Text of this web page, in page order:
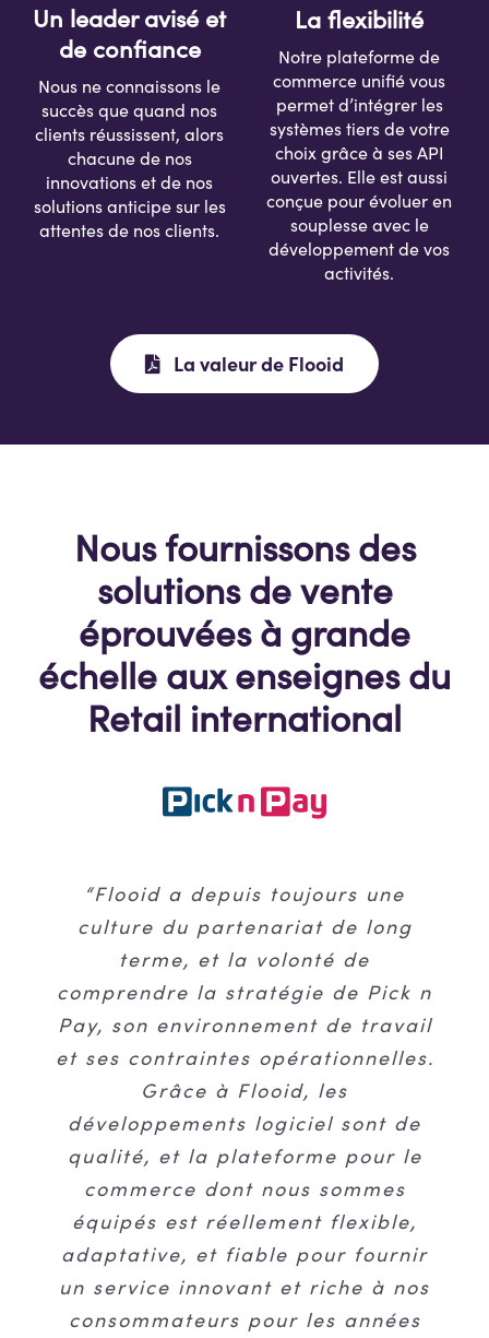
Un leaderavisé et
de confiance
Nous ne connaissons le
succès que quand nos
clients réussissent, alors
chacune de nos
innovationsetde nos
solutionsanticipe sur les
attentes de nos clients.
La flexibilité
Notre plateforme de
commerce unifié vous
permet d’intégrer les
systèmes tiers de votre
choix grâce à ses API
ouvertes. Elle est aussi
conçue pour évoluer en
souplesse avec le
développement de vos
activités.
La valeur de Flooid
Nous fournissonsdes
solutions de vente
éprouvées à grande
échelle auxenseignes du
Retail international
“Flooid a depuis toujours une
culture du partenariat de long
terme, et la volonté de
comprendre la stratégie de Pick n
Pay, son environnement de travail
et ses contraintes opérationnelles.
Grâce à Flooid, les
développements logiciel sont de
qualité, et la plateforme pour le
commerce dont nous sommes
équipés est réellement flexible,
adaptative, et fiable pour fournir
un service innovant et riche à nos
consommateurs pour les années
“En travaillant avec Flooid, nous
avons bâti un service qui inclut la
fonction de chiffrage du panier,
service qui est ensuite utilisé par
notre solution de « self scanning »
pour vérifier les prix, et qui est
également utilisé par nos clients
qui accèdent à notre plateforme
de commerce en ligne. Nous avons
mis sur pied un service une bonne
fois pour toutes en le rendant le
plus efficient possible pour un
usage dans différentes
applications avec une donnée de
“Nous avons désormais une
solution d’encaissement robuste,
mais également une plateforme
technologique unique qui nous
permet de vendre dans tous les
formats de distribution ainsi que
de créer et de mettre en place
très rapidement de nouveaux
modèles économiques.”
Jordi Martin-Consuegra
Vice-Président
Exécutif, Directeur Administratif et
Directeur Général adjoint de Hudson